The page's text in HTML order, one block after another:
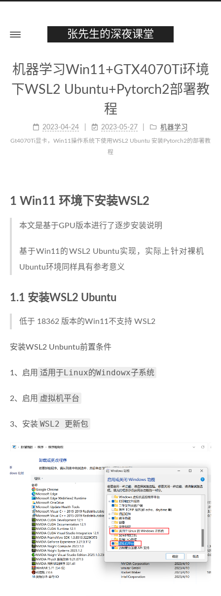
张先生的深夜课堂
机器学习Win11+GTX4070Ti环境
下WSL2 Ubuntu+Pytorch2部署教
程
2023-04-24 2023-05-27 机器学习
Gt4070Ti显卡，Win11操作系统下使用WSL2 Ubuntu 安装Pytorch2的部署教
程
1 Win11 环境下安装WSL2
本文是基于GPU版本进行了逐步安装说明
基于Win11的WSL2 Ubuntu实现，实际上针对裸机
Ubuntu环境同样具有参考意义
1.1 安装WSL2 Ubuntu
低于 18362 版本的Win11不支持 WSL2
安装WSL2 Unbuntu前置条件
1、启用 适用于Linux的Windowx子系统
2、启用 虚拟机平台
3、安装 WSL2 更新包